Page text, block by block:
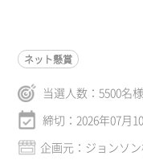
ネット懸賞
当選人数：5500名様
締切：2026年07月
企画元：ジョンソ